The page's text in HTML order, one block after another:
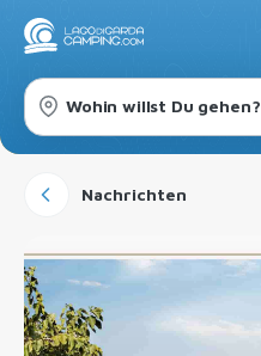
Wohin willst Du gehen?
Nachrichten